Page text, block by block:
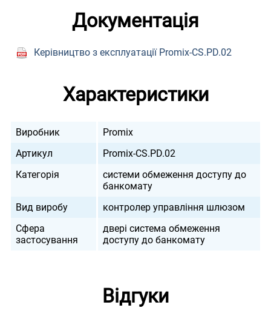
Документація
Керівництво з експлуатації Promix-CS.PD.02
Характеристики
Виробник
Promix
Артикул
Promix-CS.PD.02
Категорія
системи обмеження доступу до
банкомату
Вид виробу
контролер управління шлюзом
Сфера
застосування
двері система обмеження
доступу до банкомату
Відгуки